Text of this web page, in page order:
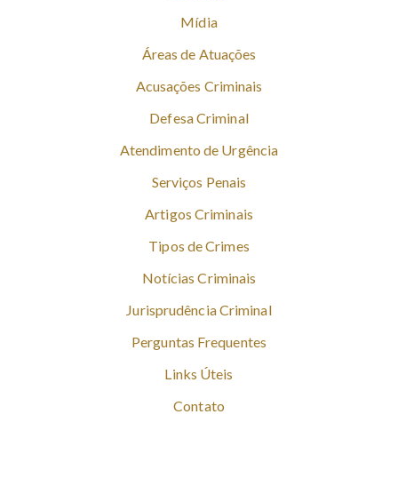
Mídia
Áreas de Atuações
Acusações Criminais
Defesa Criminal
Atendimento de Urgência
Serviços Penais
Artigos Criminais
Tipos de Crimes
Notícias Criminais
Jurisprudência Criminal
Perguntas Frequentes
Links Úteis
Contato